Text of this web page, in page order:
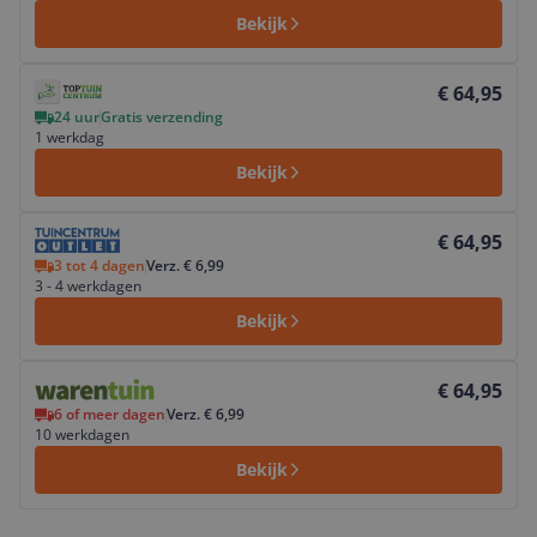
Bekijk
€ 64,95
24 uurGratis verzending
1 werkdag
Bekijk
Bekijk product
€ 64,95
3 tot 4 dagenVerz. € 6,99
3 - 4 werkdagen
Bekijk
Bekijk product
€ 64,95
6 of meer dagenVerz. € 6,99
10 werkdagen
Bekijk
Bekijk product